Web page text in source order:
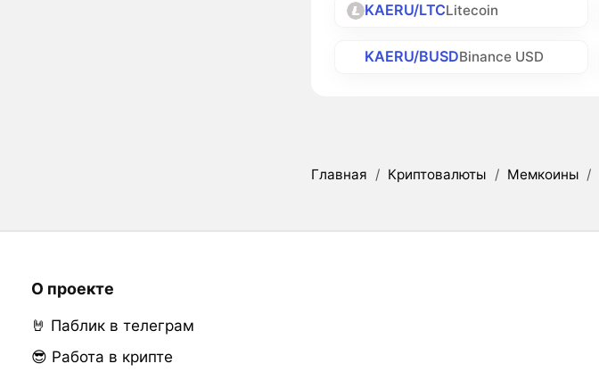
KAERU/LTCLitecoin
KAERU/BUSDBinance USD
Главная / Криптовалюты / Мемкоины /
О проекте
🤘 Паблик в телеграм
😎 Работа в крипте